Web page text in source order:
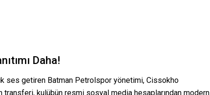
Daha!
ses getiren Batman Petrolspor yönetimi, Cissokho
transferi, kulübün resmi sosyal media hesaplarından modern